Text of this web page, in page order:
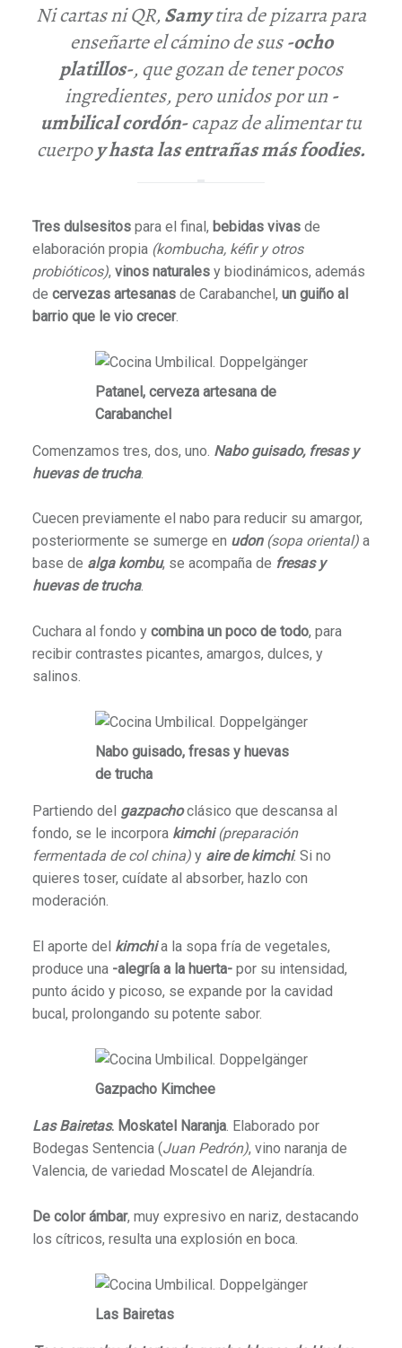
Ni cartas ni QR, Samytira de pizarra para
enseñarte el cámino de sus-ocho
platillos-, que gozan de tener pocos
ingredientes, pero unidos por un -
umbilical cordón-capaz de alimentar tu
cuerpoy hasta las entrañas más foodies.
Tres dulsesitospara el final, bebidas vivasde
elaboración propia (kombucha, kéfir y otros
probióticos), vinos naturalesy biodinámicos, además
de cervezas artesanasde Carabanchel, un guiño al
barrio que le vio crecer.
Patanel, cerveza artesana de
Carabanchel
Comenzamos tres, dos, uno. Nabo guisado, fresas y
huevas de trucha.
Cuecen previamente el nabo para reducir su amargor,
posteriormente se sumerge en udon (sopa oriental)a
base de alga kombu, se acompaña de fresas y
huevas de trucha.
Cuchara al fondo y combina un poco de todo, para
recibir contrastes picantes, amargos, dulces, y
salinos.
Nabo guisado, fresas y huevas
de trucha
Partiendo del gazpachoclásico que descansa al
fondo, se le incorpora kimchi (preparación
fermentada de col china)y aire de kimchi. Si no
quieres toser, cuídate al absorber, hazlo con
moderación.
El aporte del kimchia la sopa fría de vegetales,
produce una -alegría a la huerta-por su intensidad,
punto ácido y picoso, se expande por la cavidad
bucal, prolongando su potente sabor.
Gazpacho Kimchee
Las Bairetas. Moskatel Naranja. Elaborado por
Bodegas Sentencia (Juan Pedrón), vino naranja de
Valencia, de variedad Moscatel de Alejandría.
De color ámbar, muy expresivo en nariz, destacando
los cítricos, resulta una explosión en boca.
Las Bairetas